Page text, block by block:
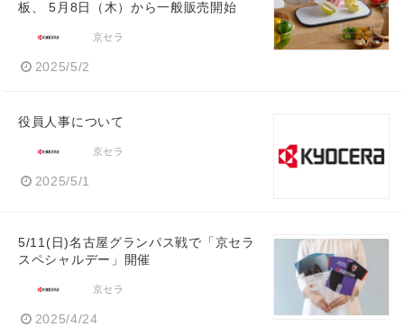
板、 5月8日（木）から一般販売開始
京セラ
2025/5/2
役員人事について
京セラ
2025/5/1
5/11(日)名古屋グランパス戦で「京セラ
スペシャルデー」開催
京セラ
2025/4/24